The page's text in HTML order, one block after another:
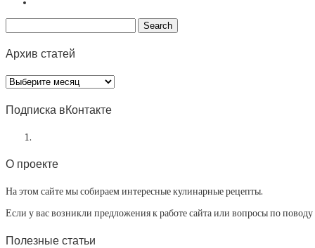
Архив статей
Архив
статей
Подписка вКонтакте
О проекте
На этом сайте мы собираем интересные кулинарные рецепты.
Если у вас возникли предложения к работе сайта или вопросы по
Полезные статьи